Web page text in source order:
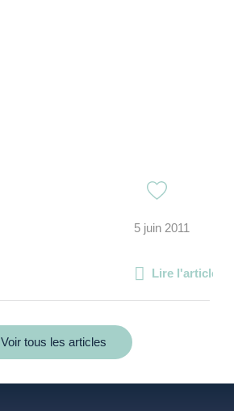
5 juin 2011
Lire l'article
Voir tous les articles